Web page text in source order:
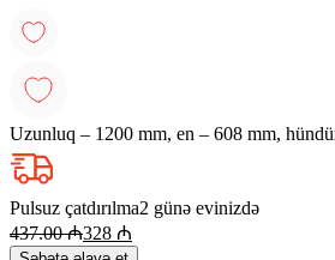
Uzunluq – 1200 mm, en – 608 mm,
Pulsuz çatdırılma2 günə evinizdə
437.00₼328 ₼